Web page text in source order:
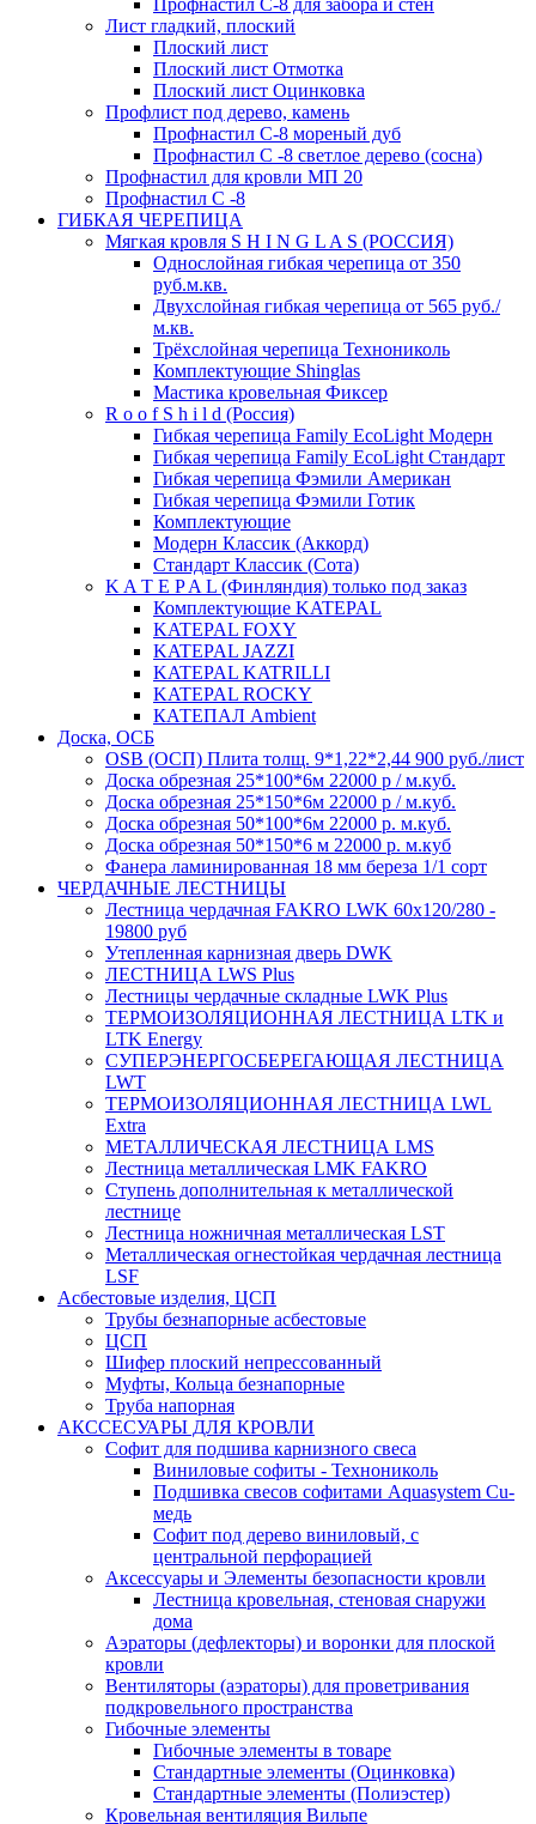
Профнастил С-8 для забора и стен
Лист гладкий, плоский
Плоский лист
Плоский лист Отмотка
Плоский лист Оцинковка
Профлист под дерево, камень
Профнастил С-8 мореный дуб
Профнастил С -8 светлое дерево (сосна)
Профнастил для кровли МП 20
Профнастил С -8
ГИБКАЯ ЧЕРЕПИЦА
Мягкая кровля S H I N G L A S (РОССИЯ)
Однослойная гибкая черепица от 350
руб.м.кв.
Двухслойная гибкая черепица от 565 руб./
м.кв.
Трёхслойная черепица Технониколь
Комплектующие Shinglas
Мастика кровельная Фиксер
R o o f S h i l d (Россия)
Гибкая черепица Family ЕсоLight Модерн
Гибкая черепица Family ЕсоLight Стандарт
Гибкая черепица Фэмили Американ
Гибкая черепица Фэмили Готик
Комплектующие
Модерн Классик (Аккорд)
Стандарт Классик (Сота)
K A T E P A L (Финляндия) только под заказ
Комплектующие KATEPAL
KATEPAL FOXY
KATEPAL JAZZI
KATEPAL KATRILLI
KATEPAL ROCKY
КАТЕПАЛ Ambient
Доска, ОСБ
OSB (ОСП) Плита толщ. 9*1,22*2,44 900 руб./лист
Доска обрезная 25*100*6м 22000 р / м.куб.
Доска обрезная 25*150*6м 22000 р / м.куб.
Доска обрезная 50*100*6м 22000 р. м.куб.
Доска обрезная 50*150*6 м 22000 р. м.куб
Фанера ламинированная 18 мм береза 1/1 сорт
ЧЕРДАЧНЫЕ ЛЕСТНИЦЫ
Лестница чердачная FAKRO LWK 60х120/280 -
19800 руб
Утепленная карнизная дверь DWK
ЛЕСТНИЦА LWS Plus
Лестницы чердачные складные LWK Plus
ТЕРМОИЗОЛЯЦИОННАЯ ЛЕСТНИЦА LTK и
LTK Energy
СУПЕРЭНЕРГОСБЕРЕГАЮЩАЯ ЛЕСТНИЦА
LWT
ТЕРМОИЗОЛЯЦИОННАЯ ЛЕСТНИЦА LWL
Extra
МЕТАЛЛИЧЕСКАЯ ЛЕСТНИЦА LMS
Лестница металлическая LMK FAKRO
Ступень дополнительная к металлической
лестнице
Лестница ножничная металлическая LST
Металлическая огнестойкая чердачная лестница
LSF
Асбестовые изделия, ЦСП
Трубы безнапорные асбестовые
ЦСП
Шифер плоский непрессованный
Муфты, Кольца безнапорные
Труба напорная
АКССЕСУАРЫ ДЛЯ КРОВЛИ
Софит для подшива карнизного свеса
Виниловые софиты - Технониколь
Подшивка свесов софитами Aquasystem Cu-
медь
Софит под дерево виниловый, с
центральной перфорацией
Аксессуары и Элементы безопасности кровли
Лестница кровельная, стеновая снаружи
дома
Аэраторы (дефлекторы) и воронки для плоской
кровли
Вентиляторы (аэраторы) для проветривания
подкровельного пространства
Гибочные элементы
Гибочные элементы в товаре
Стандартные элементы (Оцинковка)
Стандартные элементы (Полиэстер)
Кровельная вентиляция Вильпе